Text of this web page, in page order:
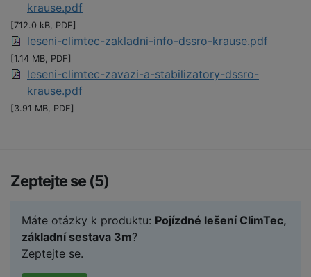
krause.pdf
[712.0 kB, PDF]
leseni-climtec-zakladni-info-dssro-krause.pdf
[1.14 MB, PDF]
leseni-climtec-zavazi-a-stabilizatory-dssro-
krause.pdf
[3.91 MB, PDF]
Zeptejte se (5)
Máte otázky k produktu: Pojízdné lešení ClimTec,
základní sestava 3m?
Zeptejte se.